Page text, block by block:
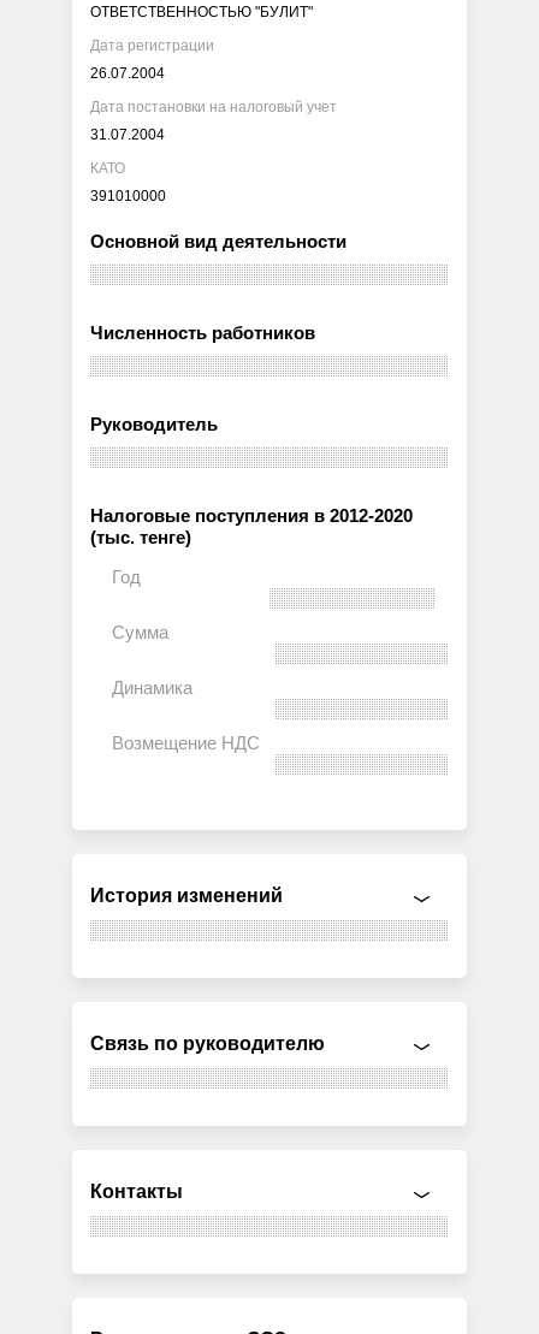
ОТВЕТСТВЕННОСТЬЮ "БУЛИТ"
Дата регистрации
26.07.2004
Дата постановки на налоговый учет
31.07.2004
КАТО
391010000
Основной вид деятельности
Численность работников
Руководитель
Налоговые поступления в 2012-2020
(тыс. тенге)
История изменений
Связь по руководителю
Контакты